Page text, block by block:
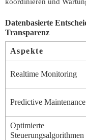
Datenbasierte
Transparenz
Aspekte
Realtime Monitoring
Predictive Maintenance
Optimierte
Steuerungsalgorithmen